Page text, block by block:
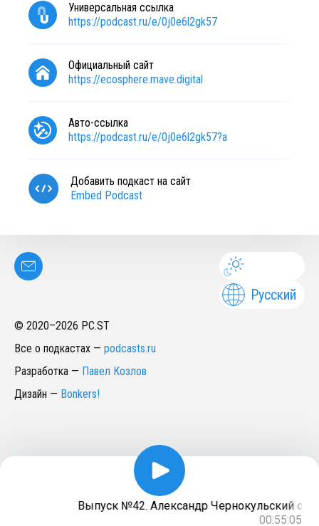
Универсальная ссылка
https://podcast.ru/e/0j0e6l2gk57
Официальный сайт
https://ecosphere.mave.digital
Авто-ссылка
https://podcast.ru/e/0j0e6l2gk57?a
Добавить подкаст на сайт
Embed Podcast
Русский
© 2020–2026 PC.ST
Все о подкастах — podcasts.ru
Разработка — Павел Козлов
Дизайн — Bonkers!
Выпуск №42. Александр Чернокульский об
00:55:05